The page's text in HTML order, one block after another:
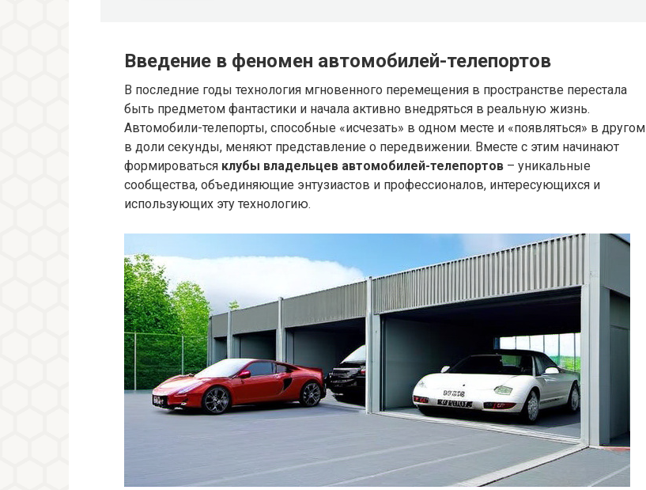
Введение в феномен автомобилей-телепортов
В последние годы технология мгновенного перемещения в пространстве перестала
быть предметом фантастики и начала активно внедряться в реальную жизнь.
Автомобили-телепорты, способные «исчезать» в одном месте и «появляться» в другом
в доли секунды, меняют представление о передвижении. Вместе с этим начинают
формироваться клубы владельцев автомобилей-телепортов – уникальные
сообщества, объединяющие энтузиастов и профессионалов, интересующихся и
использующих эту технологию.